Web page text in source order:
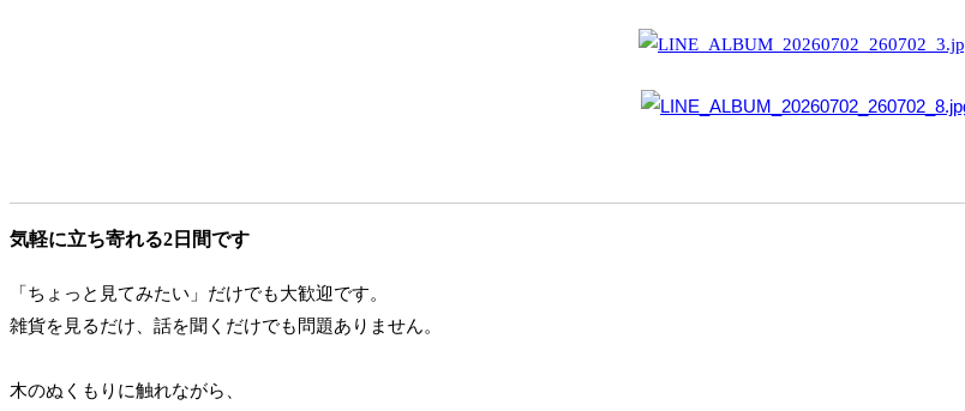
気軽に立ち寄れる2日間です
「ちょっと見てみたい」だけでも大歓迎です。
雑貨を見るだけ、話を聞くだけでも問題ありません。
木のぬくもりに触れながら、